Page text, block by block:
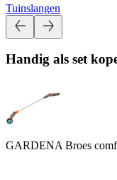
Tuinslangen
Handig als set
GARDENA Broes